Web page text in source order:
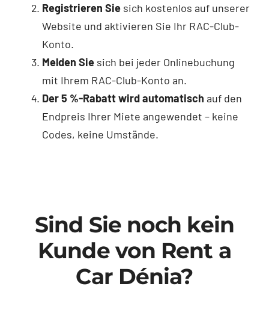
Registrieren Siesich kostenlos auf unserer
Website und aktivieren Sie Ihr RAC-Club-
Konto.
Melden Siesich bei jeder Onlinebuchung
mit Ihrem RAC-Club-Konto an.
Der 5 %-Rabatt wird automatisch auf den
Endpreis Ihrer Miete angewendet – keine
Codes, keine Umstände.
Sind Sie noch kein
Kunde von Rent a
Car Dénia?